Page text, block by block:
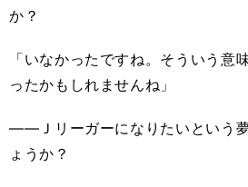
か？
「いなかったですね。そういう意
ったかもしれませんね」
――Ｊリーガーになりたいという
ょうか？